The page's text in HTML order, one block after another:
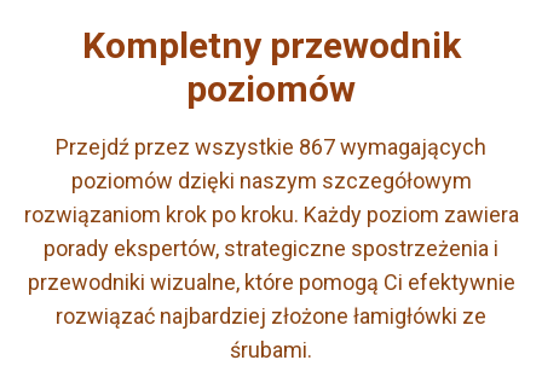
Kompletny przewodnik
poziomów
Przejdź przez wszystkie 867 wymagających
poziomów dzięki naszym szczegółowym
rozwiązaniom krok po kroku. Każdy poziom zawiera
porady ekspertów, strategiczne spostrzeżenia i
przewodniki wizualne, które pomogą Ci efektywnie
rozwiązać najbardziej złożone łamigłówki ze
śrubami.